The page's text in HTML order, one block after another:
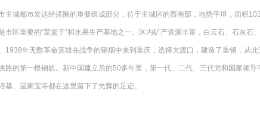
主城都市发达经济圈的重要组成部分，位于主城区的西南部，地势平坦，面积
市区重要的“菜篮子”和水果生产基地之一。区内矿产资源丰富，白云石、石灰石
1938年无数革命英雄在战争的硝烟中来到重庆，选择大渡口，建造了重钢，从
路的第一根钢轨。新中国建立后的50多年里，第一代、二代、三代党和国家领
基、温家宝等都在这里留下了光辉的足迹。